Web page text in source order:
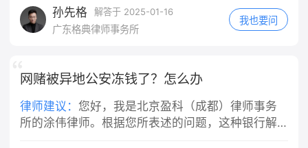
驶、严重违反交通规则导致事故等，那
么公司在赔偿伤者之后，可以向你追索
交规但未达到重大过失程度），公司就
于轻微违反交规的情况，是否构成"重大
过失"，需要结合具体案情综合判断，并
五日以上十日以下拘留，可以并处五百元以下罚
款。 ‌刑事责任‌：持刀威胁他人可能构成多种犯罪，
为符合抢劫罪的构成要件。 ‌敲诈勒索罪‌：当拿刀威
者作出一定行为从而获取利益，可能构成敲诈勒索
罪。 ‌寻衅滋事罪‌：如果拿刀威胁他人的行为是无端
孙先格 解答于 2025-01-16
广东格典律师事务所
我也要问
网赌被异地公安冻钱了？怎么办
律师建议： 您好，我是北京盈科（成都）律师事务
所的涂伟律师。根据您所表述的问题，这种银行解